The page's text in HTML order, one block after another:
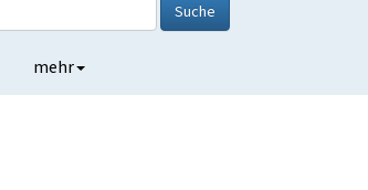
Suche
mehr